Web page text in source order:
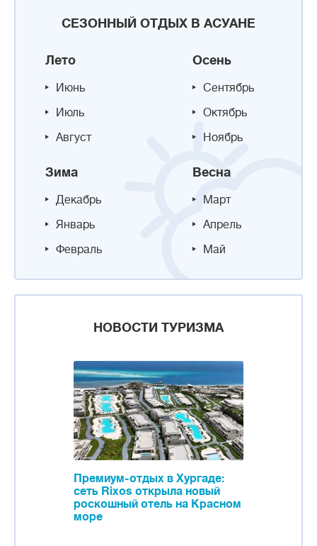
СЕЗОННЫЙ ОТДЫХ В АСУАНЕ
Лето
Июнь
Июль
Август
Осень
Сентябрь
Октябрь
Ноябрь
Зима
Декабрь
Январь
Февраль
Весна
Март
Апрель
Май
НОВОСТИ ТУРИЗМА
Премиум-отдых в Хургаде:
сеть Rixos открыла новый
роскошный отель на Красном
море